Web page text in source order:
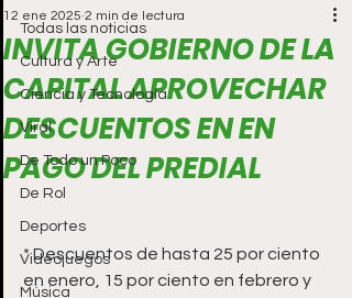
Todas las noticias
Cultura y Arte
Ciencia y Tecnología
Viral
De Todo un Poco
De Rol
Deportes
Videojuegos
Música
INVITA GOBIERNO DE LA
CAPITAL APROVECHAR
DESCUENTOS EN EN
PAGO DEL PREDIAL
12 ene 2025 2 min de lectura
* Descuentos de hasta 25 por ciento
en enero, 15 por ciento en febrero y